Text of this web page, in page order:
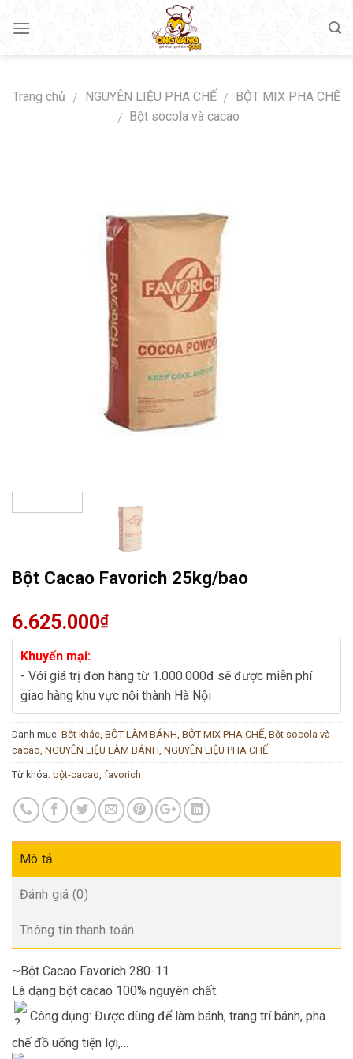
Trang chủ / NGUYÊN LIỆU PHA CHẾ / BỘT MIX PHA CHẾ
/ Bột socola và cacao
Bột Cacao Favorich 25kg/bao
6.625.000₫
Khuyến mại:
- Với giá trị đơn hàng từ 1.000.000đ sẽ được miễn phí
giao hàng khu vực nội thành Hà Nội
Danh mục: Bột khác, BỘT LÀM BÁNH, BỘT MIX PHA CHẾ, Bột socola và
cacao, NGUYÊN LIỆU LÀM BÁNH, NGUYÊN LIỆU PHA CHẾ
Từ khóa: bột-cacao, favorich
Mô tả
Đánh giá (0)
Thông tin thanh toán
~Bột Cacao Favorich 280-11
Là dạng bột cacao 100% nguyên chất.
.
Công dụng: Được dùng để làm bánh, trang trí bánh, pha
chế đồ uống tiện lợi,…